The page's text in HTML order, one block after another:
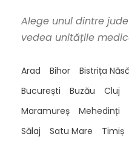
Alege unul dintre
vedea unitățile
Arad Bihor Bistrița
București
Buzău Cluj
Maramureș
Mehedinți
Sălaj
Satu Mare Timiș